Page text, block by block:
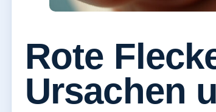
Rote
Ursachen